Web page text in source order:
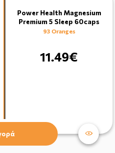
Power Health Magnesium
Premium 5 Sleep 60caps
93 Oranges
11.49€